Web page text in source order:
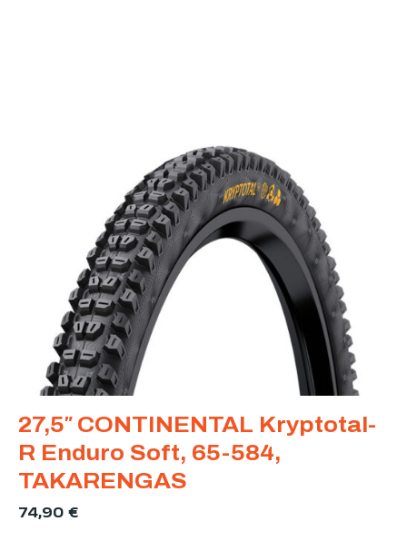
27,5″ CONTINENTAL Kryptotal-
R Enduro Soft, 65-584,
TAKARENGAS
74,90€